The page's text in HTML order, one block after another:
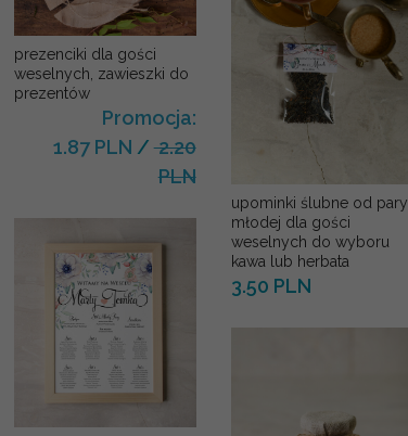
prezenciki dla gości
weselnych, zawieszki do
prezentów
Promocja:
1.87 PLN /2.20
PLN
upominki ślubne od pary
młodej dla gości
weselnych do wyboru
kawa lub herbata
3.50 PLN